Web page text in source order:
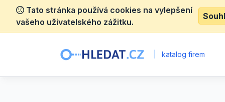
Tato stránka používá cookies na vylepšení
vašeho uživatelského zážitku.
katalog firem